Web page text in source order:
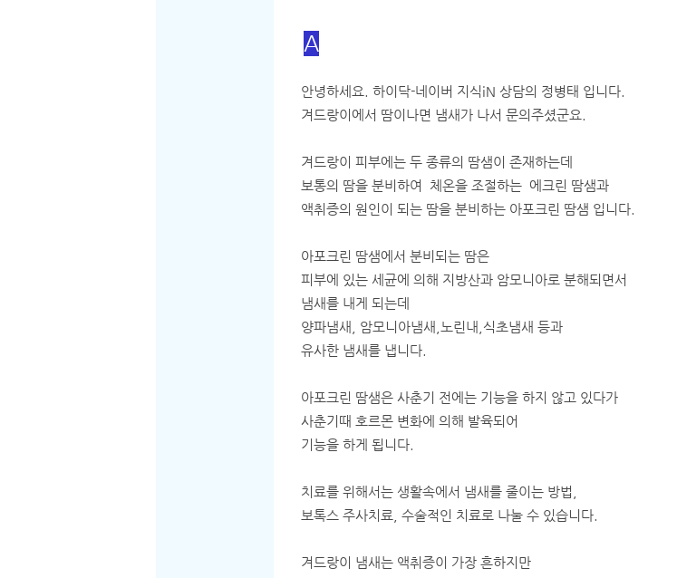
A
안녕하세요. 하이닥-네이버 지식iN 상담의 정병태 입니다.
겨드랑이에서 땀이나면 냄새가 나서 문의주셨군요.
겨드랑이 피부에는 두 종류의 땀샘이 존재하는데
보통의 땀을 분비하여  체온을 조절하는  에크린 땀샘과
액취증의 원인이 되는 땀을 분비하는 아포크린 땀샘 입니다.
아포크린 땀샘에서 분비되는 땀은
피부에 있는 세균에 의해 지방산과 암모니아로 분해되면서
냄새를 내게 되는데
양파냄새, 암모니아냄새,노린내,식초냄새 등과
유사한 냄새를 냅니다.
아포크린 땀샘은 사춘기 전에는 기능을 하지 않고 있다가
사춘기때 호르몬 변화에 의해 발육되어
기능을 하게 됩니다.
치료를 위해서는 생활속에서 냄새를 줄이는 방법,
보톡스 주사치료, 수술적인 치료로 나눌 수 있습니다.
겨드랑이 냄새는 액취증이 가장 흔하지만